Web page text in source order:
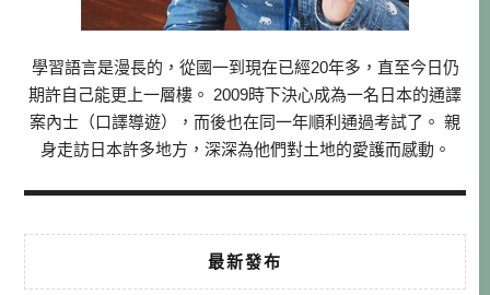
學習語言是漫長的，從國一到現在已經20年多，直至今日仍
期許自己能更上一層樓。 2009時下決心成為一名日本的通譯
案內士（口譯導遊），而後也在同一年順利通過考試了。 親
身走訪日本許多地方，深深為他們對土地的愛護而感動。
最新發布